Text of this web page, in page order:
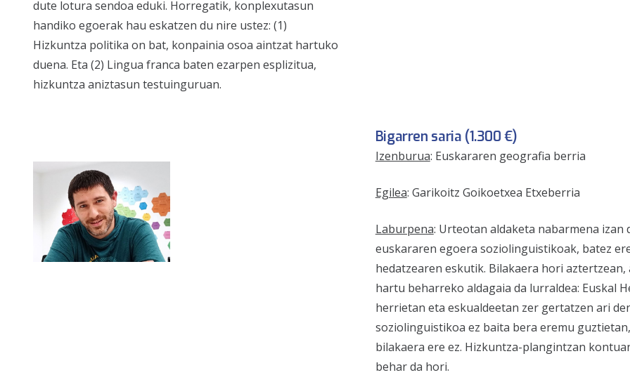
dute lotura sendoa eduki. Horregatik, konplexutasun
handiko egoerak hau eskatzen du nire ustez: (1)
Hizkuntza politika on bat, konpainia osoa aintzat hartuko
duena. Eta (2) Lingua franca baten ezarpen esplizitua,
hizkuntza aniztasun testuinguruan.
Bigarren saria (1.300 €)
Izenburua: Euskararen geografia berria
Egilea: Garikoitz Goikoetxea Etxeberria
Laburpena: Urteotan aldaketa nabarmena izan
euskararen egoera soziolinguistikoak, batez
hedatzearen eskutik. Bilakaera hori aztertzean,
hartu beharreko aldagaia da lurraldea: Euskal
herrietan eta eskualdeetan zer gertatzen ari
soziolinguistikoa ez baita bera eremu
bilakaera ere ez. Hizkuntza-plangintzan
behar da hori.